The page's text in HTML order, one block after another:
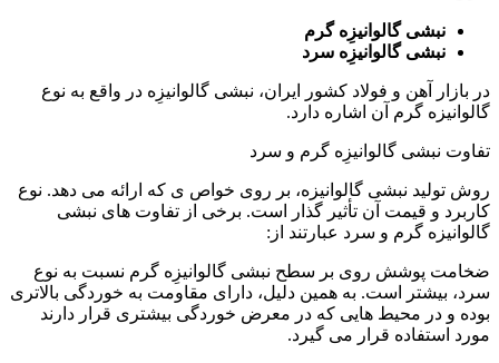
نبشی گالوانیزِه گرم
نبشی گالوانیزِه سرد
در بازار آهن و فولاد کشور ایران، نبشی گالوانیزِه در واقع به نوع
گالوانیزه گرم آن اشاره دارد.
تفاوت نبشی گالوانیزِه گرم و سرد
روش تولید نبشی گالوانیزه، بر روی خواص ی که ارائه می دهد. نوع
کاربرد و قیمت آن تأثیر گذار است. برخی از تفاوت های نبشی
گالوانیزه گرم و سرد عبارتند از:
ضخامت پوشش روی بر سطح نبشی گالوانیزِه گرم نسبت به نوع
سرد، بیشتر است. به همین دلیل، دارای مقاومت به خوردگی بالاتری
بوده و در محیط هایی که در معرض خوردگی بیشتری قرار دارند
مورد استفاده قرار می گیرد.